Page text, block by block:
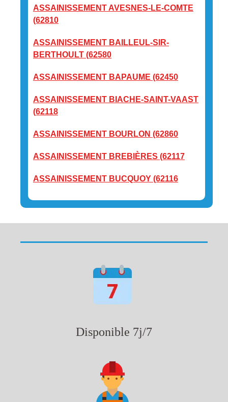
ASSAINISSEMENT AVESNES-LE-COMTE
(62810
ASSAINISSEMENT BAILLEUL-SIR-
BERTHOULT (62580
ASSAINISSEMENT BAPAUME (62450
ASSAINISSEMENT BIACHE-SAINT-VAAST
(62118
ASSAINISSEMENT BOURLON (62860
ASSAINISSEMENT BREBIÈRES (62117
ASSAINISSEMENT BUCQUOY (62116
Disponible 7j/7